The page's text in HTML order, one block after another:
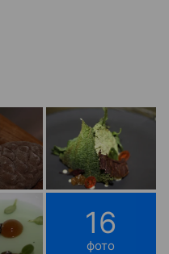
16
фото